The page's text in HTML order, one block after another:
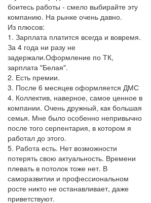
боитесь работы - смело выбирайте эту
компанию. На рынке очень давно.
Из плюсов:
1. Зарплата платится всегда и вовремя.
За 4 года ни разу не
задержали.Оформление по ТК,
зарплата "Белая".
2. Есть премии.
3. После 6 месяцев оформляется ДМС
4. Коллектив, наверное, самое ценное в
компании. Очень дружный, как большая
семья. Мне было особенно непривычно
после того серпентария, в котором я
работал до этого.
5. Работа есть. Нет возможности
потерять свою актуальность. Времени
плевать в потолок тоже нет. В
саморазвитии и профессиональном
росте никто не останавливает, даже
приветствуют.